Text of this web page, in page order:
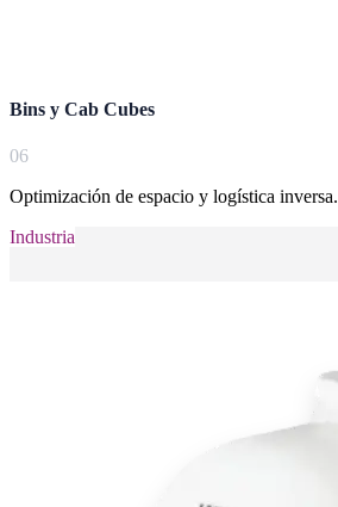
Bins y Cab Cubes
06
Optimización de espacio y logística inversa.
Industria